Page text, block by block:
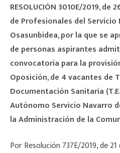
RESOLUCIÓN 3010E/2019,
de Profesionales del Servicio
Osasunbidea, por la que se
de personas aspirantes
convocatoria para la
Oposición, de 4 vacantes de
Documentación Sanitaria
Autónomo Servicio Navarro
la Administración de la
Por Resolución 737E/2019, de